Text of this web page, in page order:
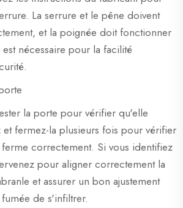
La serrure et le pêne doivent
et la poignée doit fonctionner
nécessaire pour la facilité
la porte pour vérifier qu'elle
et fermez-la plusieurs fois pour vérifier
correctement. Si vous identifiez
pour aligner correctement la
et assurer un bon ajustement
de s'infiltrer.